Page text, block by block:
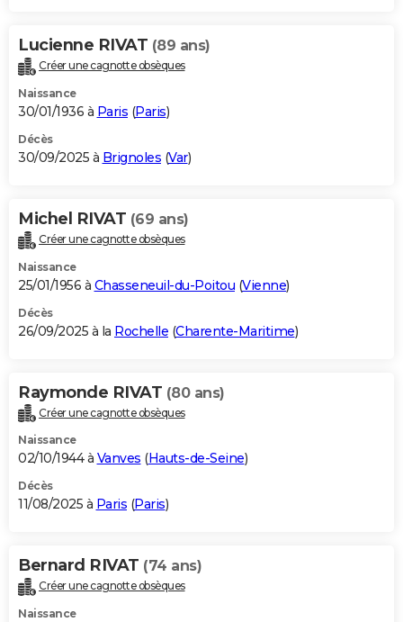
Lucienne RIVAT (89 ans)
Créer une cagnotte obsèques
Naissance
30/01/1936 à Paris (Paris)
Décès
30/09/2025 à Brignoles (Var)
Michel RIVAT (69 ans)
Créer une cagnotte obsèques
Naissance
25/01/1956 à Chasseneuil-du-Poitou (Vienne)
Décès
26/09/2025 à la Rochelle (Charente-Maritime)
Raymonde RIVAT (80 ans)
Créer une cagnotte obsèques
Naissance
02/10/1944 à Vanves (Hauts-de-Seine)
Décès
11/08/2025 à Paris (Paris)
Bernard RIVAT (74 ans)
Créer une cagnotte obsèques
Naissance